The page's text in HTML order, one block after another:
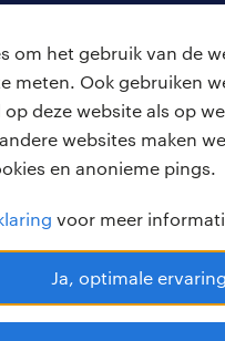
om het gebruik van de
meten. Ook gebruiken
deze website als op
websites maken
en anonieme pings.
voor meer
Ja, optimale